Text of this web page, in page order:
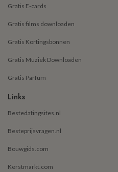
Gratis E-cards
Gratis films downloaden
Gratis Kortingsbonnen
Gratis Muziek Downloaden
Gratis Parfum
Links
Bestedatingsites.nl
Besteprijsvragen.nl
Bouwgids.com
Kerstmarkt.com